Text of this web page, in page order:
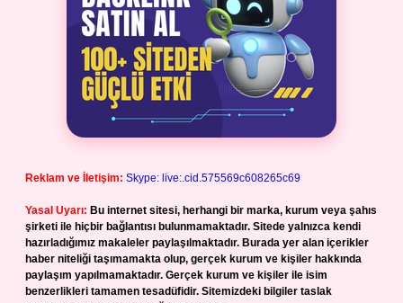
Reklam ve İletişim: Skype: live:.cid.575569c608265c69
Yasal Uyarı: Bu internet sitesi, herhangi bir marka, kurum veya şahıs
şirketi ile hiçbir bağlantısı bulunmamaktadır. Sitede yalnızca kendi
hazırladığımız makaleler paylaşılmaktadır. Burada yer alan içerikler
haber niteliği taşımamakta olup, gerçek kurum ve kişiler hakkında
paylaşım yapılmamaktadır. Gerçek kurum ve kişiler ile isim
benzerlikleri tamamen tesadüfidir. Sitemizdeki bilgiler taslak